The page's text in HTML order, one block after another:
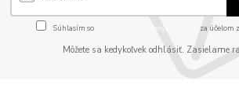
Súhlasím so spracovaním osobných údajov za účelom
Môžete sa kedykoľvek odhlásiť. Zasielame